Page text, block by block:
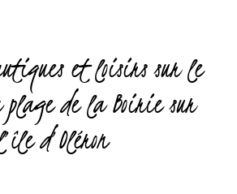
et loisirs sur le
de la Boirie sur
d’Oléron